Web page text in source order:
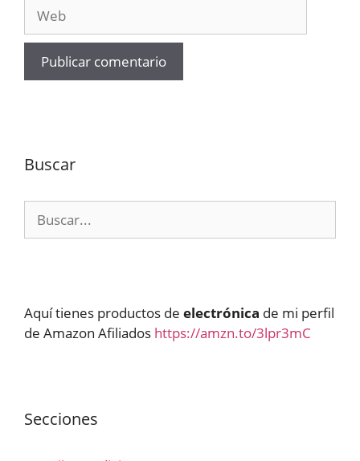
Buscar
Aquí tienes productos de electrónica de mi perfil
de Amazon Afiliados https://amzn.to/3lpr3mC
Secciones